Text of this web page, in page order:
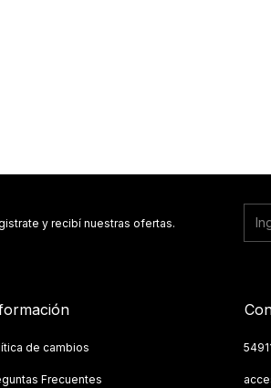
y recibí nuestras ofertas.
de cambios
Frecuentes